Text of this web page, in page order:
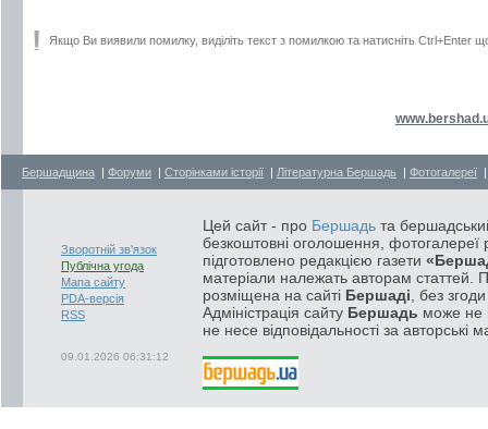
Якщо Ви виявили помилку, виділіть текст з помилкою та натисніть Ctrl+Enter
Бершадщина | Форуми | Сторінками історії | Літературна Бершадь | Фотогалереї
Зворотній зв'язок
Публічна угода
Мапа сайту
PDA-версія
RSS
09.01.2026 06:31:12
Цей сайт - про Бершадь та
безкоштовні оголошення, фотогалереї
підготовлено редакцією газети
матеріали належать авторам статтей.
розміщена на сайті Бершаді , без
Адміністрація сайту Бершадь може не
не несе відповідальності за авторські